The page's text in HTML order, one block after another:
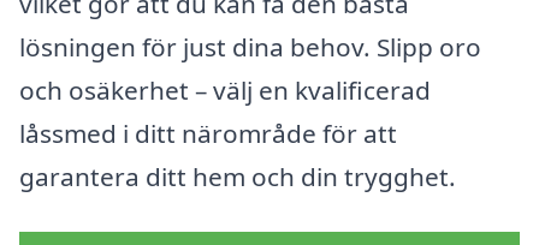
lösningen för just dina behov. Slipp oro
och osäkerhet – välj en kvalificerad
låssmed i ditt närområde för att
garantera ditt hem och din trygghet.